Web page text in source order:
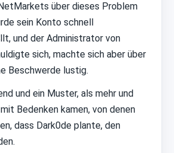
über dieses Problem
sein Konto schnell
und der Administrator von
sich, machte sich aber über
Beschwerde lustig.
und ein Muster, als mehr und
Bedenken kamen, von denen
dass Dark0de plante, den